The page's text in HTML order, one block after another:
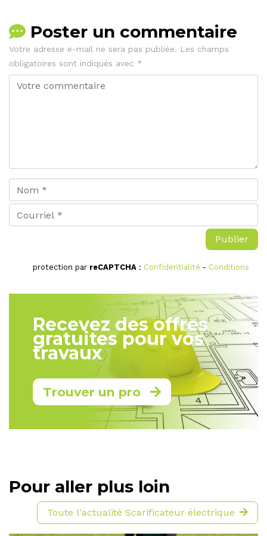
Poster un commentaire
Votre adresse e-mail ne sera pas publiée. Les champs
obligatoires sont indiqués avec *
protection par reCAPTCHA : Confidentialité - Conditions
Recevez des offres
gratuites pour vos
travaux
Trouver un pro
Pour aller plus loin
Toute l'actualité Scarificateur électrique